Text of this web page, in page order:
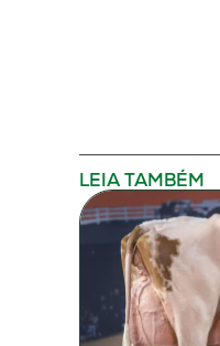
LEIA TAMBÉM